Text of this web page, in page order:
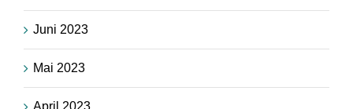
Juni 2023
Mai 2023
April 2023